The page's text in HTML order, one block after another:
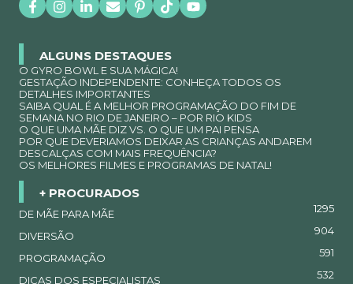
ALGUNS DESTAQUES
O GYRO BOWL E SUA MÁGICA!
GESTAÇÃO INDEPENDENTE: CONHEÇA TODOS OS
DETALHES IMPORTANTES
SAIBA QUAL É A MELHOR PROGRAMAÇÃO DO FIM DE
SEMANA NO RIO DE JANEIRO – POR RIO KIDS
O QUE UMA MÃE DIZ VS. O QUE UM PAI PENSA
POR QUE DEVERIAMOS DEIXAR AS CRIANÇAS ANDAREM
DESCALÇAS COM MAIS FREQUÊNCIA?
OS MELHORES FILMES E PROGRAMAS DE NATAL!
+ PROCURADOS
DE MÃE PARA MÃE 1295
DIVERSÃO 904
PROGRAMAÇÃO 591
DICAS DOS ESPECIALISTAS 532